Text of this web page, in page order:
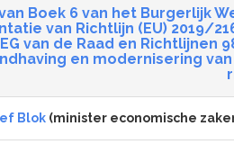
Boek 6 van het Burgerlijk
van Richtlijn (EU) 2019/
van de Raad en
en modernisering
Blok (minister economische